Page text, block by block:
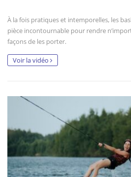
À la fois pratiques et intemporelles, les
pièce incontournable pour rendre
façons de les porter.
Voir la vidéo